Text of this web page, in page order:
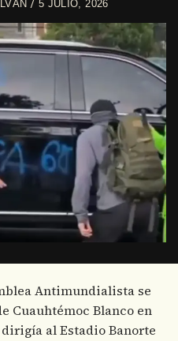
/ 5 JULIO, 2026
Antimundialista se
Cuauhtémoc Blanco en
al Estadio Banorte